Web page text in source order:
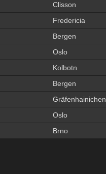
Clisson
Fredericia
Bergen
Oslo
Kolbotn
Bergen
Gräfenhainichen
Oslo
Brno